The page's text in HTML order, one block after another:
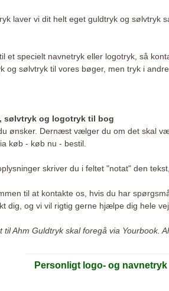
laver vi dit helt eget guldtryk og sølvtryk
et specielt navnetryk eller logotryk, så
og sølvtryk til vores bøger, men tryk i
sølvtryk og logotryk til bog
ønsker. Dernæst vælger du om det skal
køb - køb nu - bestil.
skriver du i feltet "notat" den
til at kontakte os, hvis du har
dig, og vi vil rigtig gerne hjælpe dig hele
Ahm Guldtryk skal foregå via Yourbook.
Personligt logo- og navnetryk